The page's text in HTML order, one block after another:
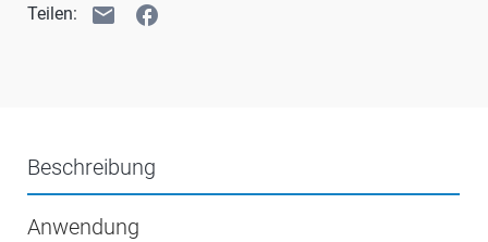
Teilen: email facebook
Beschreibung
Anwendung